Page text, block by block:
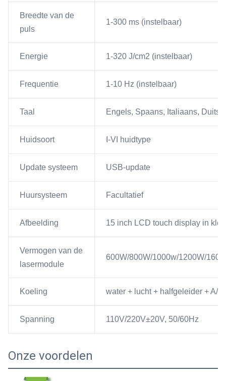
Breedte van de
puls
1-300 ms (instelbaar)
Energie 1-320 J/cm2 (instelbaar)
Frequentie 1-10 Hz (instelbaar)
Taal Engels, Spaans, Italiaans, Duits,
Huidsoort I-VI huidtype
Update systeem USB-update
Huursysteem Facultatief
Afbeelding 15 inch LCD touch display in
Vermogen van de
lasermodule
600W/800W/1000w/1200W/
Koeling water + lucht + halfgeleider + A/
Spanning 110V/220V±20V, 50/60Hz
Onze voordelen